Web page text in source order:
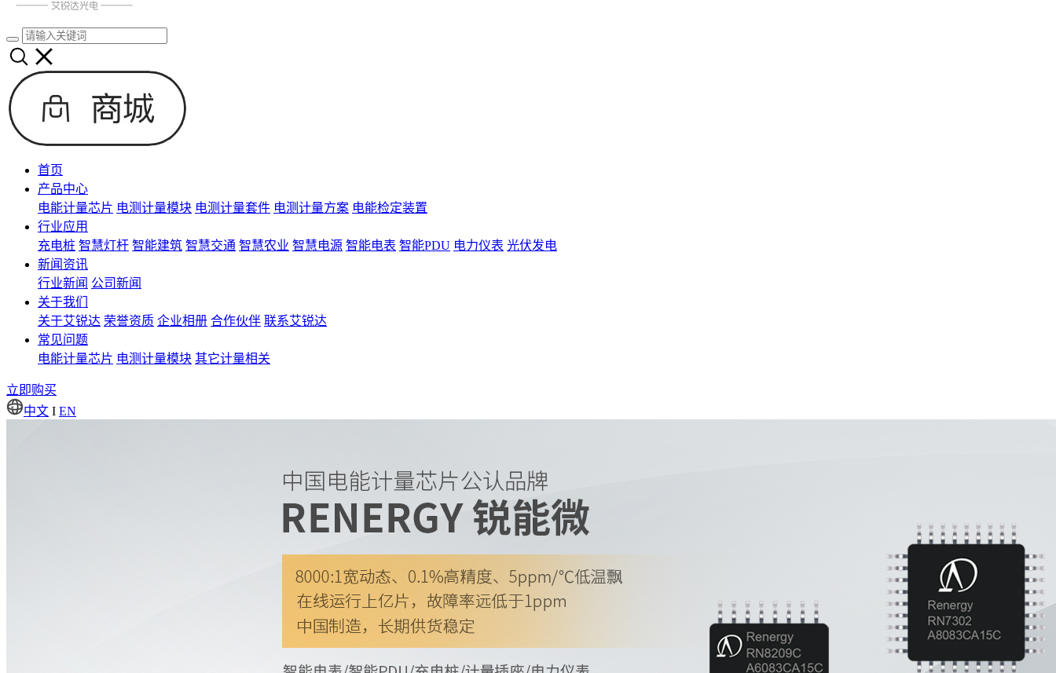
首页
产品中心
电能计量芯片 电测计量模块 电测计量套件 电测计量方案 电能检定装置
行业应用
充电桩 智慧灯杆 智能建筑 智慧交通 智慧农业 智慧电源 智能电表 智能PDU 电力仪表 光伏发电
新闻资讯
行业新闻 公司新闻
关于我们
关于艾锐达 荣誉资质 企业相册 合作伙伴 联系艾锐达
常见问题
电能计量芯片 电测计量模块 其它计量相关
立即购买
中文 I EN